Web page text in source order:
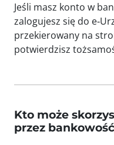
Jeśli masz konto w
zalogujesz się do
przekierowany na
potwierdzisz
Kto może
przez